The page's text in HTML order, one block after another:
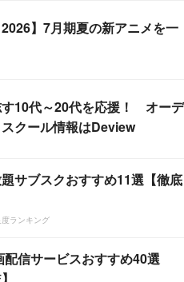
2026】7月期夏の新アニメを一
10代～20代を応援！ オーデ
クール情報はDeview
サブスクおすすめ11選【徹底
ランキング
配信サービスおすすめ40選